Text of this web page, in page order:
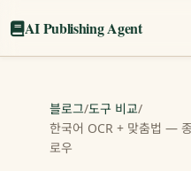
AI Publishing Agent
블로그/도구 비교/
한국어 OCR + 맞춤법 —
로우